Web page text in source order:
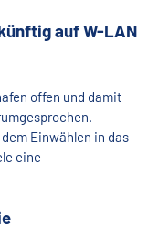
auf W-LAN
offen und damit
Einwählen in das
eine